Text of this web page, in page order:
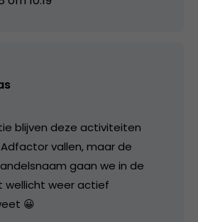
blijven deze activiteiten
vallen, maar de
gaan we in de
wellicht weer actief
😀